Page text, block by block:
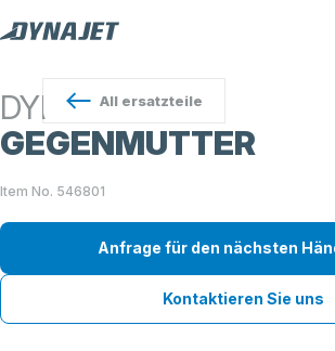
All ersatzteile
DYNAJET
GEGENMUTTER
Item No. 546801
Anfrage für den nächsten
Kontaktieren Sie uns